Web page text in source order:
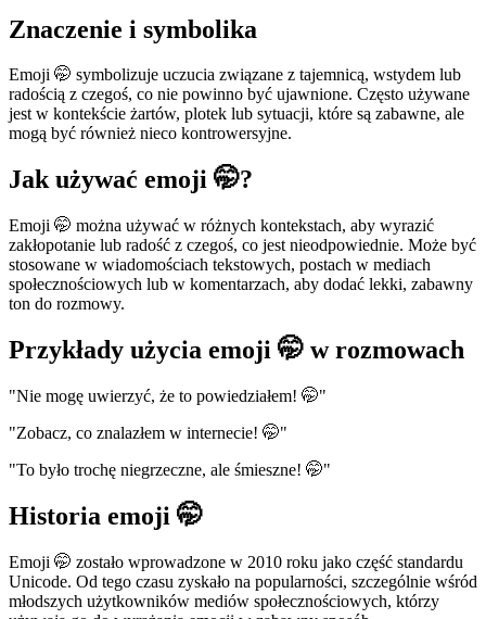
Znaczenie i symbolika
Emoji 🤭 symbolizuje uczucia związane z tajemnicą, wstydem lub
radością z czegoś, co nie powinno być ujawnione. Często używane
jest w kontekście żartów, plotek lub sytuacji, które są zabawne, ale
mogą być również nieco kontrowersyjne.
Jak używać emoji 🤭?
Emoji 🤭 można używać w różnych kontekstach, aby wyrazić
zakłopotanie lub radość z czegoś, co jest nieodpowiednie. Może być
stosowane w wiadomościach tekstowych, postach w mediach
społecznościowych lub w komentarzach, aby dodać lekki, zabawny
ton do rozmowy.
Przykłady użycia emoji 🤭 w rozmowach
"Nie mogę uwierzyć, że to powiedziałem! 🤭"
"Zobacz, co znalazłem w internecie! 🤭"
"To było trochę niegrzeczne, ale śmieszne! 🤭"
Historia emoji 🤭
Emoji 🤭 zostało wprowadzone w 2010 roku jako część standardu
Unicode. Od tego czasu zyskało na popularności, szczególnie wśród
młodszych użytkowników mediów społecznościowych, którzy